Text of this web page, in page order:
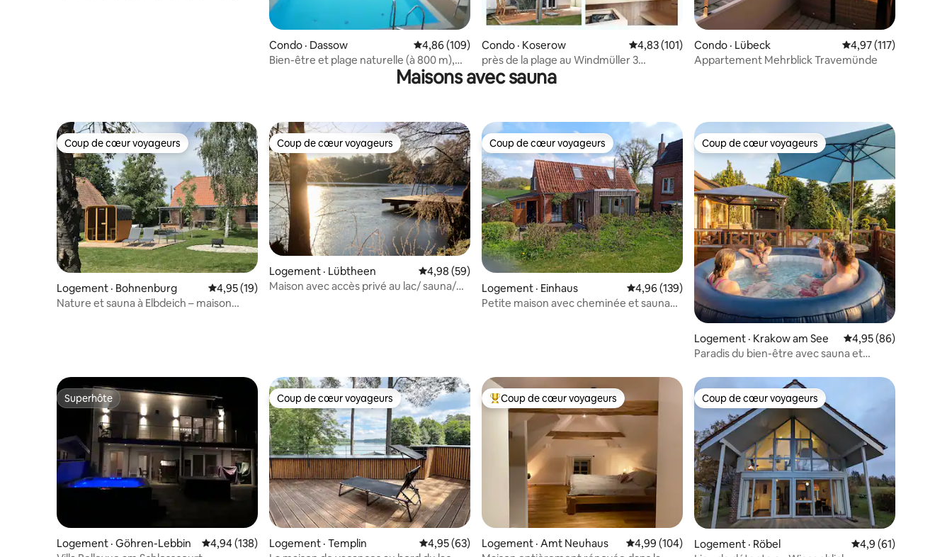
Condo · Dassow Note moyenne de 4,86 sur 5, 109 commentaires
4,86 (109)
Bien-être et plage naturelle (à 800 m),
Condo · Koserow Note moyenne de 4,83 sur 5, 101 commentaires
4,83 (101)
près de la plage au Windmüller 3
(terrasse et sauna)
Condo · Lübeck Note moyenne de
4,97 (117)
Appartement Mehrblick Travemünde
Maisons avec sauna
Coup de cœur voyageurs
Coup de cœur voyageurs
Logement · Bohnenburg Note moyenne de 4,95 sur 5, 19 commentaires
4,95 (19)
Nature et sauna à Elbdeich – maison
Coup de cœur voyageurs
Coup de cœur voyageurs
Logement · Lübtheen Note moyenne de 4,98 sur 5, 59 commentaires
4,98 (59)
Maison avec accès privé au lac/ sauna/
Coup de cœur voyageurs
Coup de cœur voyageurs
Logement · Einhaus Note moyenne de 4,96 sur 5, 139 commentaires
4,96 (139)
Petite maison avec cheminée et sauna
Coup de cœur voyageurs
Coup de cœur voyageurs
Logement · Krakow am See Note moyenne de
4,95 (86)
Paradis du bien-être avec sauna et
Superhôte
Superhôte
Logement · Göhren-Lebbin Note moyenne de 4,94 sur 5, 138 commentaires
4,94 (138)
Coup de cœur voyageurs
Coup de cœur voyageurs
Logement · Templin Note moyenne de 4,95 sur 5, 63 commentaires
4,95 (63)
Coup de cœur voyageurs parmi les plus aimés
Coup de cœur voyageurs
Logement · Amt Neuhaus Note moyenne de 4,99 sur 5, 104 commentaires
4,99 (104)
Coup de cœur voyageurs
Coup de cœur voyageurs
Logement · Röbel Note moyenne de
4,9 (61)